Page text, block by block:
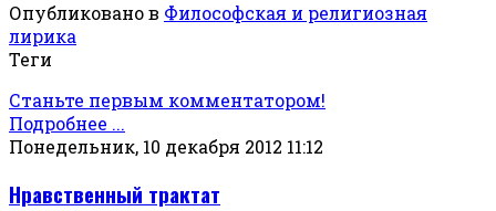
Опубликовано в Философская и религиозная
лирика
Теги
Станьте первым комментатором!
Подробнее ...
Понедельник, 10 декабря 2012 11:12
Нравственный трактат